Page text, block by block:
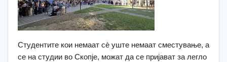
Студентите кои немаат сè уште немаат сместување, а
се на студии во Скопје, можат да се пријават за легло